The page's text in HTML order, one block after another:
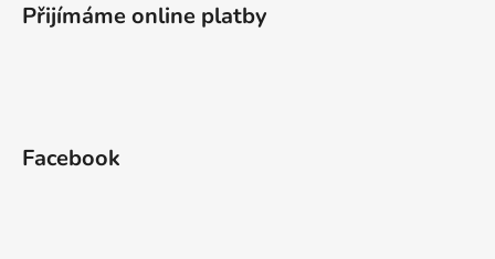
Přijímáme online platby
Facebook